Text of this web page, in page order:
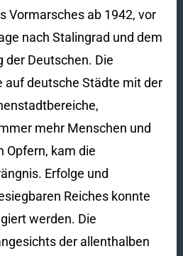
Vormarsches ab 1942, vor
nach Stalingrad und dem
der Deutschen. Die
deutsche Städte mit der
mehr Menschen und
Opfern, kam die
Erfolge und
Reiches konnte
werden. Die
der allenthalben